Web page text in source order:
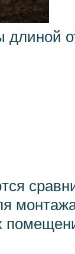
длиной